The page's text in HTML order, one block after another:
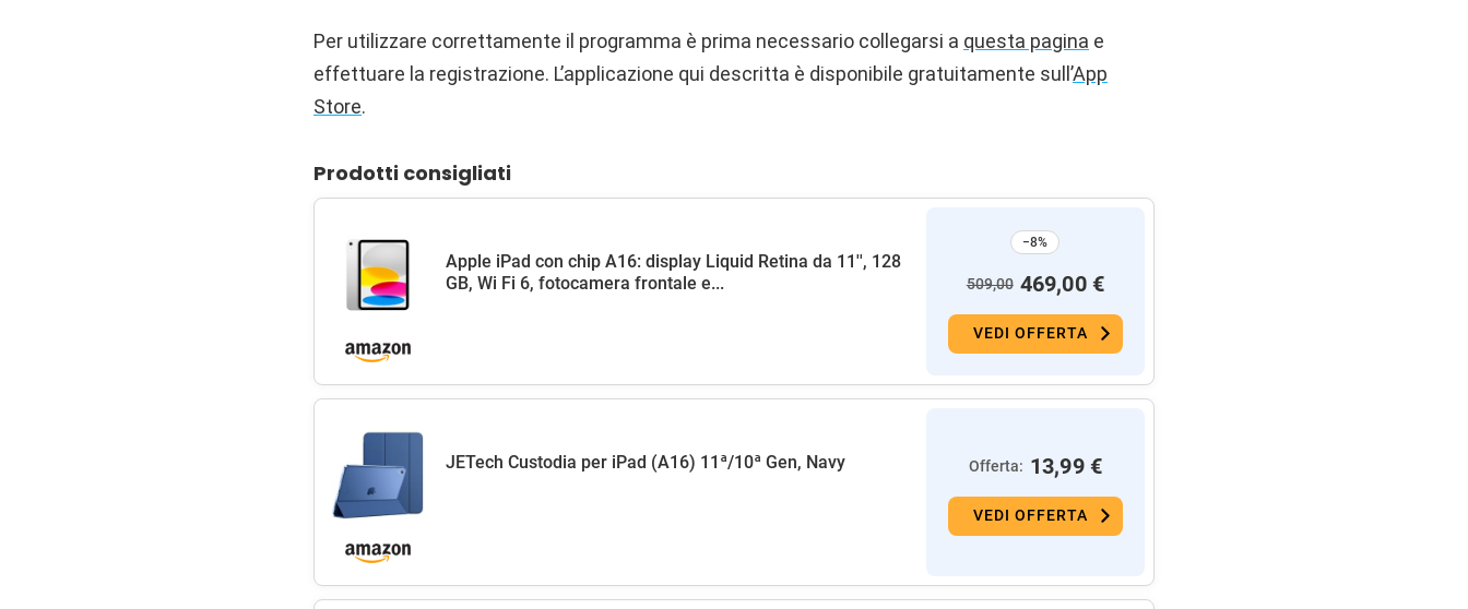
Per utilizzare correttamente il programma è prima necessario collegarsi a questa pagina e
effettuare la registrazione. L’applicazione qui descritta è disponibile gratuitamente sull’App
Store.
Prodotti consigliati
Apple iPad con chip A16: display Liquid Retina da 11'', 128
GB, Wi Fi 6, fotocamera frontale e...
−8%
509,00 469,00 €
VEDI OFFERTA
JETech Custodia per iPad (A16) 11ª/10ª Gen, Navy Offerta: 13,99 €
VEDI OFFERTA